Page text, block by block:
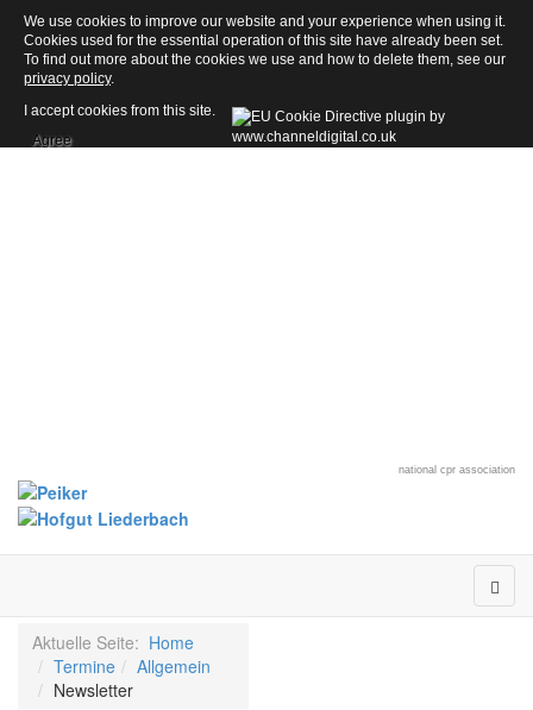
national cpr association
Aktuelle Seite: Home
Termine
Allgemein
Newsletter
We use cookies to improve our website and your experience when using it.
Cookies used for the essential operation of this site have already been set.
To find out more about the cookies we use and how to delete them, see our
privacy policy.
I accept cookies from this site.
Agree